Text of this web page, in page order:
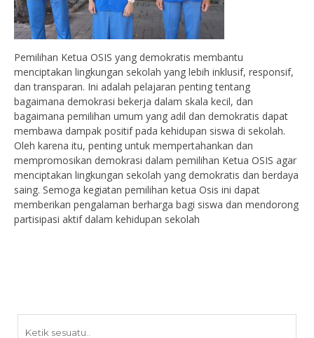
Pemilihan Ketua OSIS yang demokratis membantu
menciptakan lingkungan sekolah yang lebih inklusif, responsif,
dan transparan. Ini adalah pelajaran penting tentang
bagaimana demokrasi bekerja dalam skala kecil, dan
bagaimana pemilihan umum yang adil dan demokratis dapat
membawa dampak positif pada kehidupan siswa di sekolah.
Oleh karena itu, penting untuk mempertahankan dan
mempromosikan demokrasi dalam pemilihan Ketua OSIS agar
menciptakan lingkungan sekolah yang demokratis dan berdaya
saing. Semoga kegiatan pemilihan ketua Osis ini dapat
memberikan pengalaman berharga bagi siswa dan mendorong
partisipasi aktif dalam kehidupan sekolah